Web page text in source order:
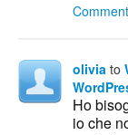
Comment
olivia to
Ho
io che